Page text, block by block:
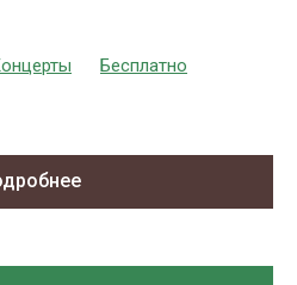
Бесплатно